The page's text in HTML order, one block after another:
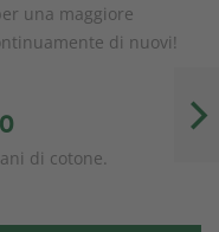
una maggiore
di nuovi!
di cotone.